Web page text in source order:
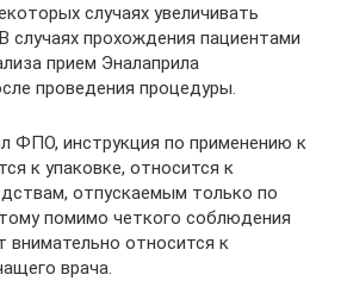
случаях увеличивать
случаях прохождения пациентами
прием Эналаприла
проведения процедуры.
ФПО, инструкция по применению к
к упаковке, относится к
отпускаемым только по
помимо четкого соблюдения
внимательно относится к
врача.